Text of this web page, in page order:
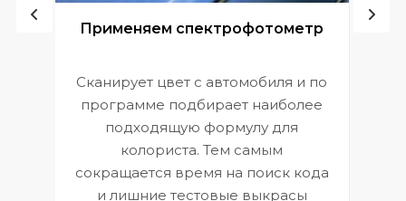
Применяем спектрофотометр
Сканирует цвет с автомобиля и по
программе подбирает наиболее
подходящую формулу для
колориста. Тем самым
сокращается время на поиск кода
и лишние тестовые выкрасы